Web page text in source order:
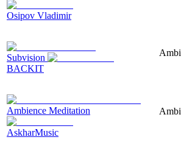
Osipov Vladimir
Subvision
BACKIT
Ambience Meditation
AskharMusic